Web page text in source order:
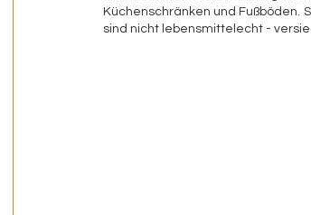
Küchenschränken und Fußböden.
sind nicht lebensmittelecht -